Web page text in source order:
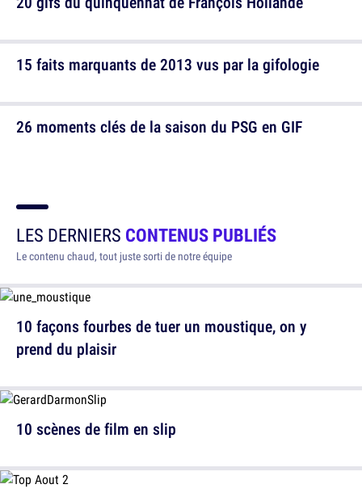
15 faits marquants de 2013 vus par la gifologie
26 moments clés de la saison du PSG en GIF
LES DERNIERS CONTENUS PUBLIÉS
Le contenu chaud, tout juste sorti de notre équipe
10 façons fourbes de tuer un moustique, on y
prend du plaisir
10 scènes de film en slip